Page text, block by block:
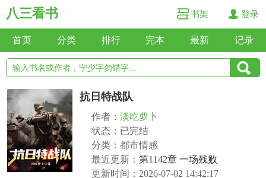
八三看书 书架 登录
首页 分类 排行 完本 最新 记录
抗日特战队
作者： 淡吃萝卜
状态：已完结
分类：都市情感
最近更新： 第1142章 一场残败
更新时间：2026-07-02 14:42:17